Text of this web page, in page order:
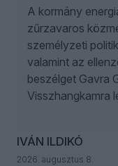
A kormány
zűrzavaros
személyzeti
valamint az
beszélget Gavra
Visszhangkamra
IVÁN ILDIKÓ
2026. augusztus 8.